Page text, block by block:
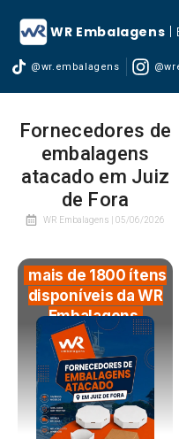
WR Embalagens
@wr.embalagens
Fornecedores de
embalagens
atacado em Juiz
de Fora
WR Embalagens |05/06/2026
mais de 1800 ítens
disponíveis da WR
Embalagens